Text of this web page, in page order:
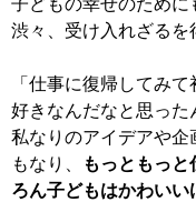
子どもの幸せのために
渋々、受け入れざるを
「仕事に復帰してみ
好きなんだなと思った
私なりのアイデアや企
もなり、
もっともっ
ろん子どもはかわい